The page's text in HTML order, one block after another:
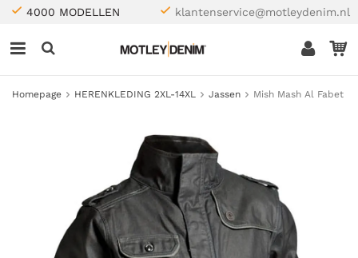
4000 MODELLEN klantenservice@motleydenim.nl
Homepage HERENKLEDING 2XL-14XL Jassen Mish Mash Al Fabet